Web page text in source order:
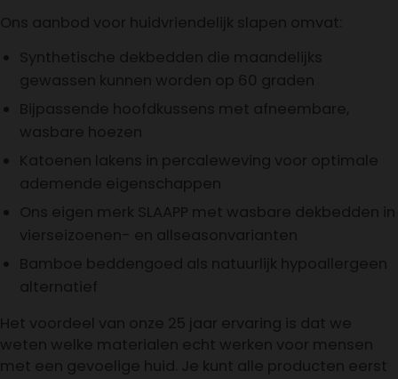
Ons aanbod voor huidvriendelijk slapen omvat:
Synthetische dekbedden die maandelijks
gewassen kunnen worden op 60 graden
Bijpassende hoofdkussens met afneembare,
wasbare hoezen
Katoenen lakens in percaleweving voor optimale
ademende eigenschappen
Ons eigen merk SLAAPP met wasbare dekbedden in
vierseizoenen- en allseasonvarianten
Bamboe beddengoed als natuurlijk hypoallergeen
alternatief
Het voordeel van onze 25 jaar ervaring is dat we
weten welke materialen echt werken voor mensen
met een gevoelige huid. Je kunt alle producten eerst